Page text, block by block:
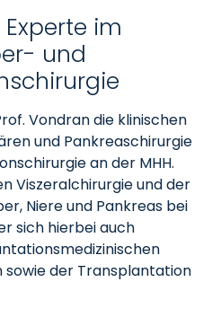
im
und
Vondran die klinischen
und Pankreaschirurgie
an der MHH.
Viszeralchirurgie und der
Niere und Pankreas bei
sich hierbei auch
sowie der Transplantation